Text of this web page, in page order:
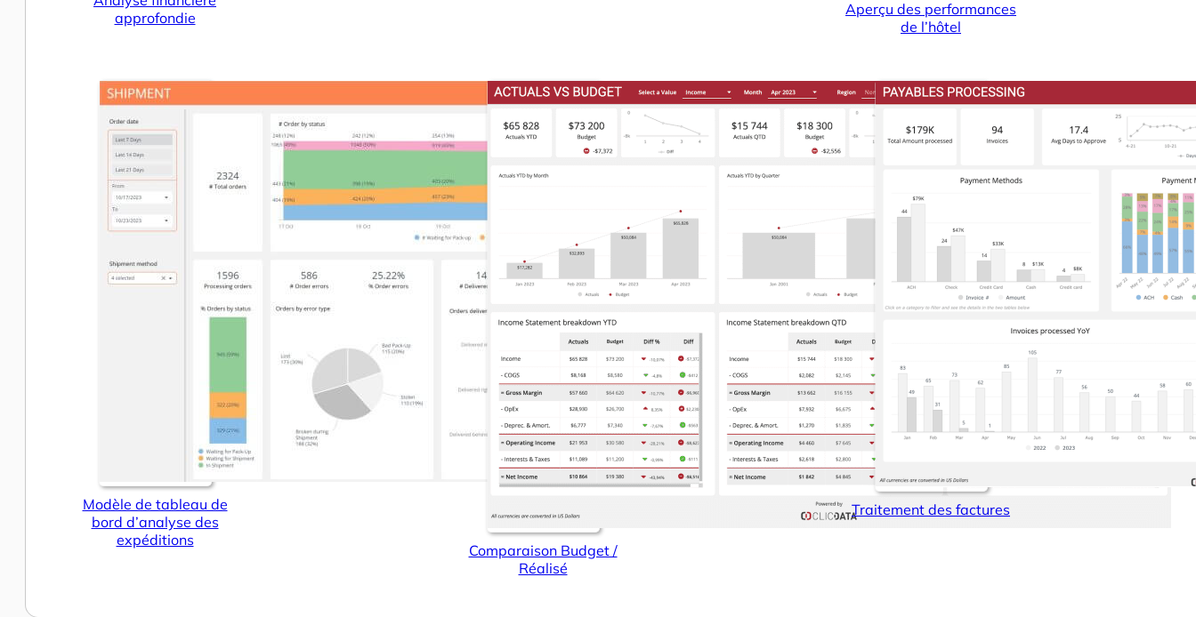
approfondie
Aperçu des performances
de l’hôtel
Modèle de tableau de
bord d’analyse des
expéditions
Comparaison Budget /
Réalisé
Traitement des factures